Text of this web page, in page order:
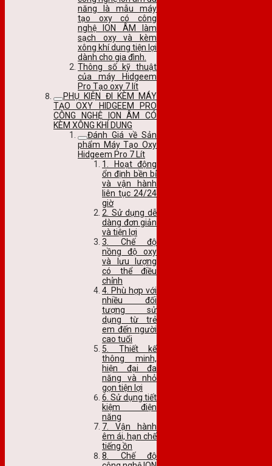
năng là mẫu máy
tạo oxy có công
nghệ ION ÂM làm
sạch oxy và kèm
xông khí dung tiện lợi
dành cho gia đình.
Thông số kỹ thuật
của máy Hidgeem
Pro Tạo oxy 7 lít
PHỤ KIỆN ĐI KÈM MÁY
TẠO OXY HIDGEEM PRO
CÔNG NGHỆ ION ÂM CÓ
KÈM XÔNG KHÍ DUNG
Đánh Giá về Sản
phẩm Máy Tạo Oxy
Hidgeem Pro 7 Lít
1. Hoạt động
ổn định bền bỉ
và vận hành
liên tục 24/24
giờ
2. Sử dụng dễ
dàng đơn giản
và tiện lợi
3. Chế độ
nồng độ oxy
và lưu lượng
có thể điều
chỉnh
4. Phù hợp với
nhiều đối
tượng sử
dụng từ trẻ
em đến người
cao tuổi
5. Thiết kế
thông minh,
hiện đại đa
năng và nhỏ
gọn tiện lợi
6. Sử dụng tiết
kiệm điện
năng
7. Vận hành
êm ái, hạn chế
tiếng ồn
8. Chế độ